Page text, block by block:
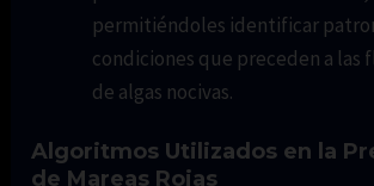
permitiéndoles identificar
condiciones que preceden a las
de algas nocivas.
Algoritmos Utilizados en la
de Mareas Rojas